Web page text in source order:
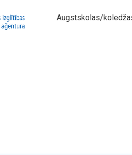
Augstskolas/